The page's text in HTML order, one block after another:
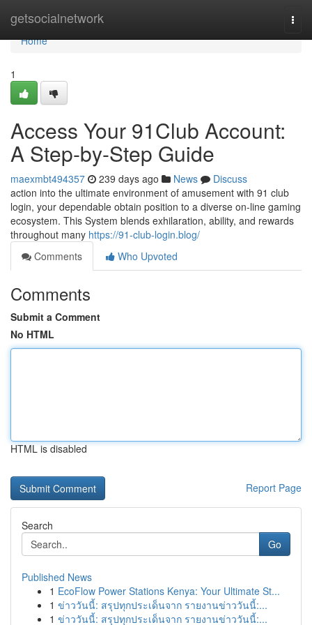
getsocialnetwork
Home
Home
1
Access Your 91Club Account:
A Step-by-Step Guide
maexmbt494357 239 days ago News
Discuss
action into the ultimate environment of amusement with 91 club
login, your dependable obtain position to a diverse on-line gaming
ecosystem. This System blends exhilaration, ability, and rewards
throughout many https://91-club-login.blog/
Comments
Who Upvoted
Comments
Submit a Comment
No HTML
HTML is disabled
Report Page
Search
Go
Published News
1 EcoFlow Power Stations Kenya: Your Ultimate St...
1 ข่าววันนี้: สรุปทุกประเด็นจาก รายงานข่าววันนี้:...
1 ข่าววันนี้: สรุปทุกประเด็นจาก รายงานข่าววันนี้:...